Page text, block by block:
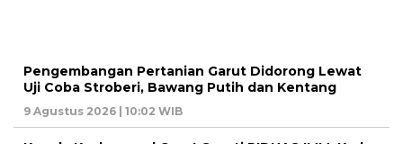
Pengembangan Pertanian Garut Didorong Lewat
Uji Coba Stroberi, Bawang Putih dan Kentang
9 Agustus 2026 | 10:02 WIB